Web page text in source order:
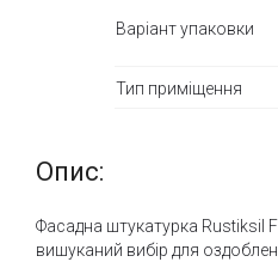
Варіант упаковки
Тип приміщення
Опис:
Фасадна штукатурка Rustiksil
вишуканий вибір для